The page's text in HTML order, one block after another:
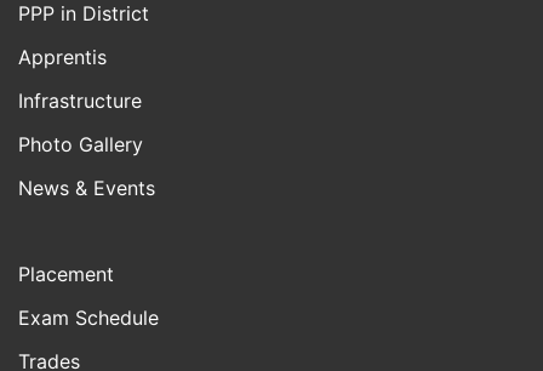
PPP in District
Apprentis
Infrastructure
Photo Gallery
News & Events
Placement
Exam Schedule
Trades